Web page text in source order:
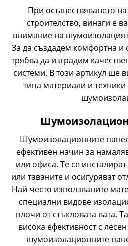
При осъществяването
строителство, винаги е
внимание на
За да създадем комфортна и
трябва да изградим
системи. В този артикул ще
типа материали и
Шумоизолационните
ефективен начин за
или офиса. Те се
или таваните и осигуряват
Най-често използваните
специални видове
плочи от стъкловата вата.
висока ефективност с
шумоизолационните